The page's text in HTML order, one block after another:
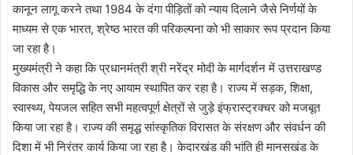
कानून लागू करने तथा 1984 के दंगा पीड़ितों को न्याय दिलाने जैसे निर्णयों के
माध्यम से एक भारत, श्रेष्ठ भारत की परिकल्पना को भी साकार रूप प्रदान किया
जा रहा है।
मुख्यमंत्री ने कहा कि प्रधानमंत्री श्री नरेंद्र मोदी के मार्गदर्शन में उत्तराखण्ड
विकास और समृद्धि के नए आयाम स्थापित कर रहा है। राज्य में सड़क, शिक्षा,
स्वास्थ्य, पेयजल सहित सभी महत्वपूर्ण क्षेत्रों से जुड़े इंफ्रास्ट्रक्चर को मजबूत
किया जा रहा है। राज्य की समृद्ध सांस्कृतिक विरासत के संरक्षण और संवर्धन की
दिशा में भी निरंतर कार्य किया जा रहा है। केदारखंड की भांति ही मानसखंड के